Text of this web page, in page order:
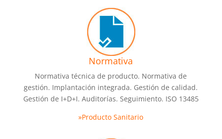
Normativa
Normativa técnica de producto. Normativa de
gestión. Implantación integrada. Gestión de calidad.
Gestión de I+D+I. Auditorías. Seguimiento. ISO 13485
»Producto Sanitario